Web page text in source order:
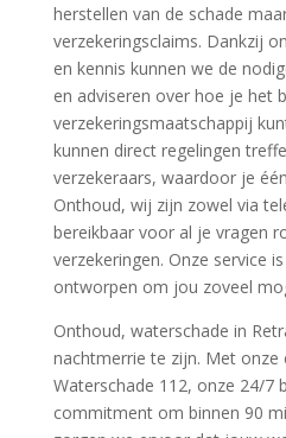
herstellen van de schade
verzekeringsclaims.​ Dankzij
en kennis kunnen we de
en adviseren over hoe je het
verzekeringsmaatschappij
kunnen direct regelingen
verzekeraars, waardoor je
Onthoud, wij zijn zowel via
bereikbaar voor al je vragen
verzekeringen.​ Onze service
ontworpen om jou zoveel
Onthoud, waterschade in
nachtmerrie te zijn.​ Met onze
Waterschade 112, onze 24/7
commitment om binnen 90